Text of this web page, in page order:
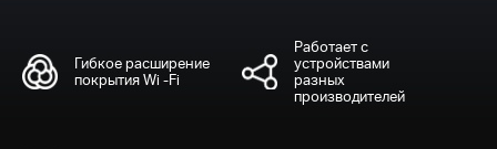
Гибкое расширение
покрытия Wi -Fi
Работает с
устройствами
разных
производителей